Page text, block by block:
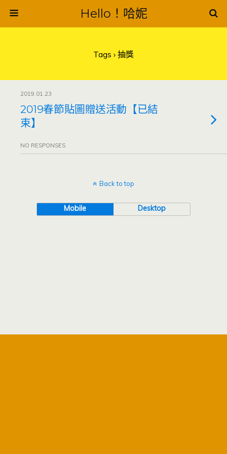
Hello！哈妮
Tags › 抽獎
2019.01.23
2019春節貼圖贈送活動【已結
束】
NO RESPONSES
Back to top
Mobile Desktop